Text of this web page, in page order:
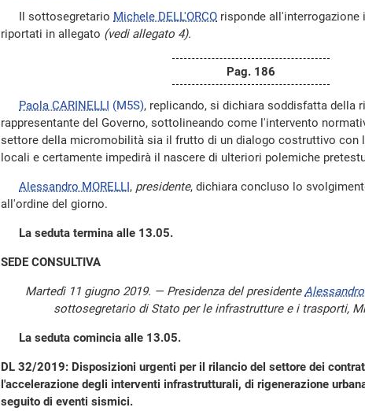
Il sottosegretario Michele DELL'ORCO risponde
riportati in allegato (vedi allegato 4).
Pag. 186
Paola CARINELLI (M5S), replicando, si dichiara soddisfatta della
rappresentante del Governo, sottolineando come l'intervento
settore della micromobilità sia il frutto di un dialogo costruttivo con
locali e certamente impedirà il nascere di ulteriori polemiche
Alessandro MORELLI, presidente, dichiara concluso lo
all'ordine del giorno.
La seduta termina alle 13.05.
SEDE CONSULTIVA
Martedì 11 giugno 2019. — Presidenza del presidente
sottosegretario di Stato per le infrastrutture e i trasporti,
La seduta comincia alle 13.05.
DL 32/2019: Disposizioni urgenti per il rilancio del settore dei
l'accelerazione degli interventi infrastrutturali, di rigenerazione
seguito di eventi sismici.